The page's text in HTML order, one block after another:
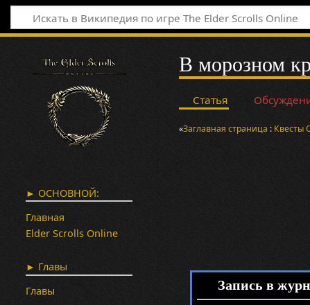
В морозном
Статья
«Заглавная страница : Квесты
Запись в
► ОСНОВНОЙ:
Главная
Elder Scrolls Online
► Главы
Главы